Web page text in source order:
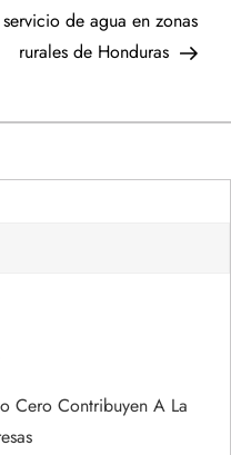
servicio de agua en zonas
rurales de Honduras
Cero Contribuyen A La